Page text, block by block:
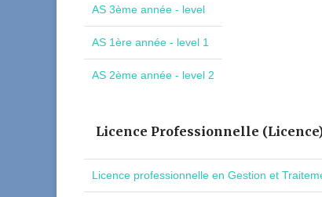
AS 3ème année - level
AS 1ère année - level 1
AS 2ème année - level 2
Licence Professionnelle
Licence professionnelle en Gestion et